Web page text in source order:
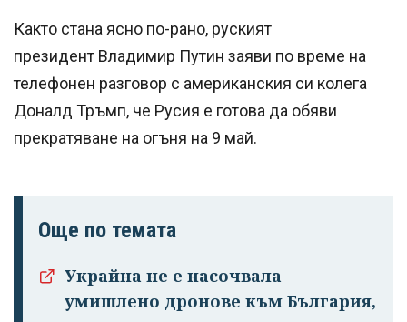
Както стана ясно по-рано, руският
президент Владимир Путин заяви по време на
телефонен разговор с американския си колега
Доналд Тръмп, че Русия е готова да обяви
прекратяване на огъня на 9 май.
Още по темата
Украйна не е насочвала
умишлено дронове към България,